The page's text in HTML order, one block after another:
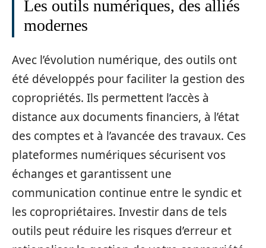
Les outils numériques, des alliés
modernes
Avec l’évolution numérique, des outils ont
été développés pour faciliter la gestion des
copropriétés. Ils permettent l’accès à
distance aux documents financiers, à l’état
des comptes et à l’avancée des travaux. Ces
plateformes numériques sécurisent vos
échanges et garantissent une
communication continue entre le syndic et
les copropriétaires. Investir dans de tels
outils peut réduire les risques d’erreur et